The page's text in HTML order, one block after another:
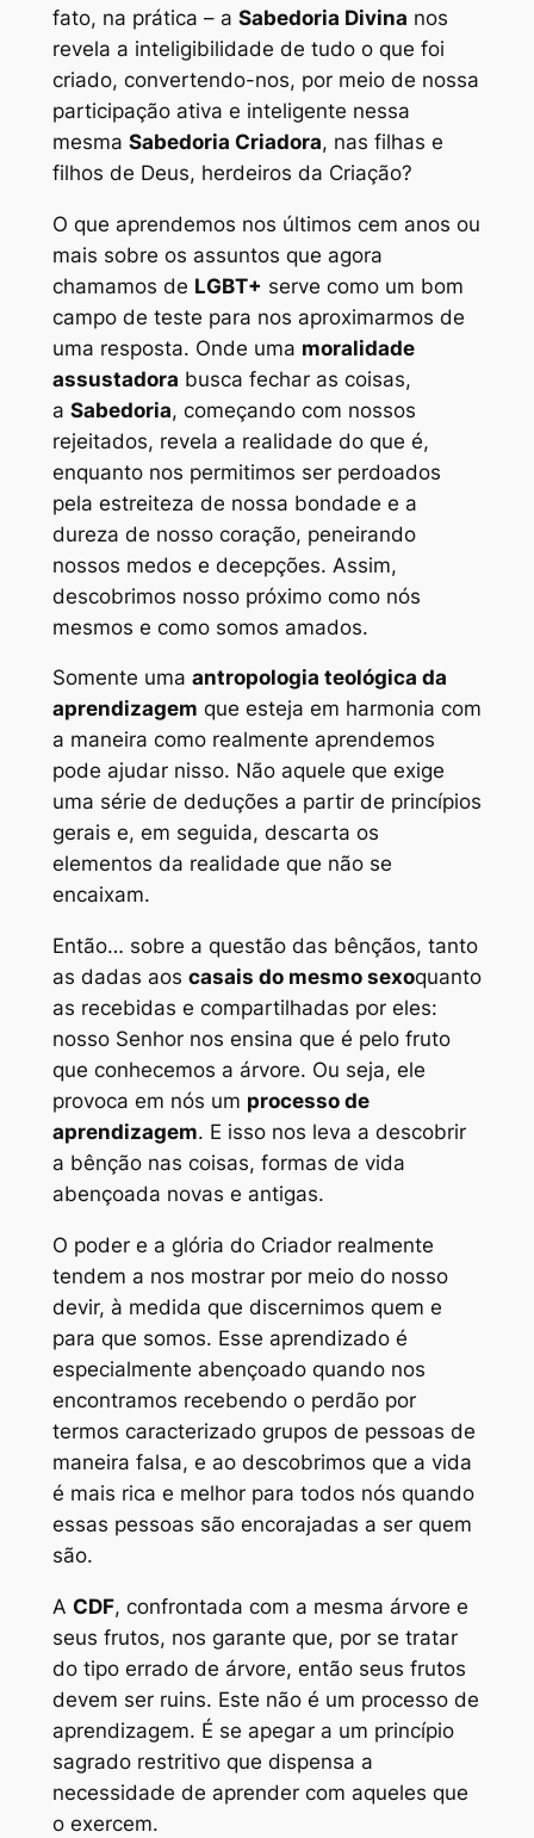
fato, na prática – a Sabedoria Divina nos
revela a inteligibilidade de tudo o que foi
criado, convertendo-nos, por meio de nossa
participação ativa e inteligente nessa
mesma Sabedoria Criadora, nas filhas e
filhos de Deus, herdeiros da Criação?
O que aprendemos nos últimos cem anos ou
mais sobre os assuntos que agora
chamamos de LGBT+ serve como um bom
campo de teste para nos aproximarmos de
uma resposta. Onde uma moralidade
assustadora busca fechar as coisas,
a Sabedoria, começando com nossos
rejeitados, revela a realidade do que é,
enquanto nos permitimos ser perdoados
pela estreiteza de nossa bondade e a
dureza de nosso coração, peneirando
nossos medos e decepções. Assim,
descobrimos nosso próximo como nós
mesmos e como somos amados.
Somente uma antropologia teológica da
aprendizagem que esteja em harmonia com
a maneira como realmente aprendemos
pode ajudar nisso. Não aquele que exige
uma série de deduções a partir de princípios
gerais e, em seguida, descarta os
elementos da realidade que não se
encaixam.
Então… sobre a questão das bênçãos, tanto
as dadas aos casais do mesmo sexoquanto
as recebidas e compartilhadas por eles:
nosso Senhor nos ensina que é pelo fruto
que conhecemos a árvore. Ou seja, ele
provoca em nós um processo de
aprendizagem. E isso nos leva a descobrir
a bênção nas coisas, formas de vida
abençoada novas e antigas.
O poder e a glória do Criador realmente
tendem a nos mostrar por meio do nosso
devir, à medida que discernimos quem e
para que somos. Esse aprendizado é
especialmente abençoado quando nos
encontramos recebendo o perdão por
termos caracterizado grupos de pessoas de
maneira falsa, e ao descobrimos que a vida
é mais rica e melhor para todos nós quando
essas pessoas são encorajadas a ser quem
são.
A CDF, confrontada com a mesma árvore e
seus frutos, nos garante que, por se tratar
do tipo errado de árvore, então seus frutos
devem ser ruins. Este não é um processo de
aprendizagem. É se apegar a um princípio
sagrado restritivo que dispensa a
necessidade de aprender com aqueles que
o exercem.